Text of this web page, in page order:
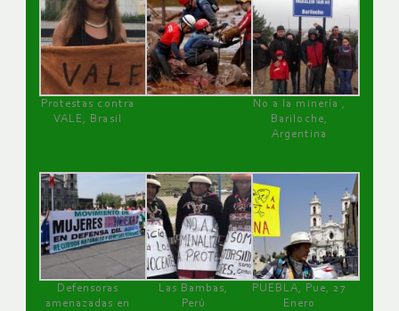
Protestas contra
VALE, Brasil
No a la minería ,
Bariloche,
Argentina
Defensoras
amenazadas en
Las Bambas,
Perú
PUEBLA, Pue, 27
Enero